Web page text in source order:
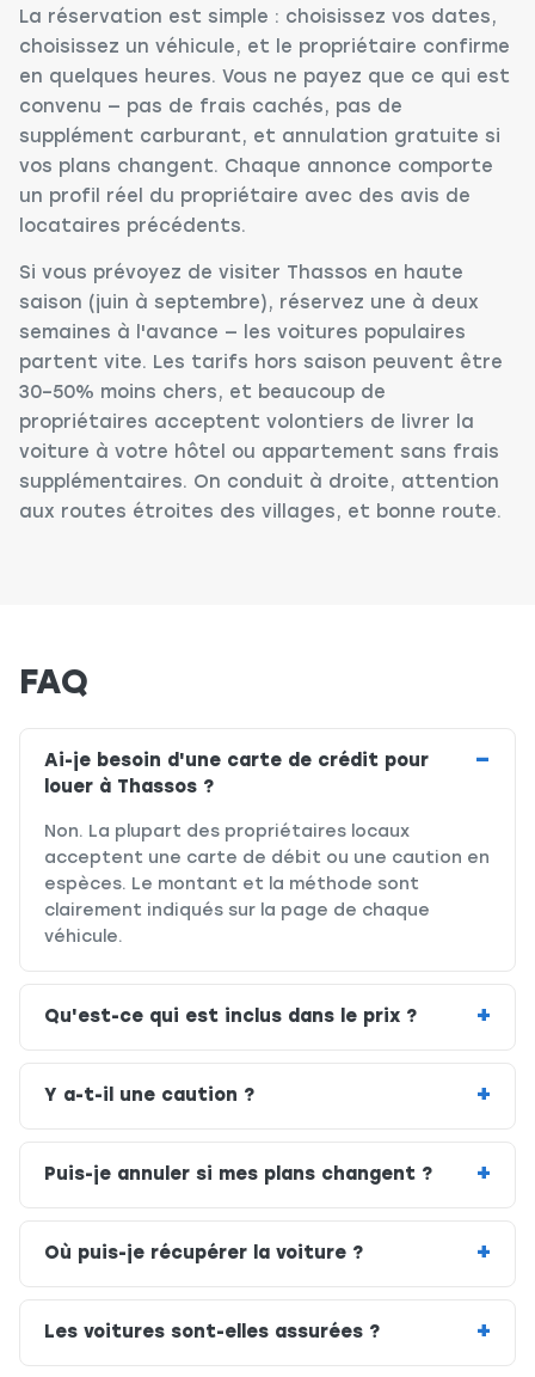
La réservation est simple : choisissez vos dates,
choisissez un véhicule, et le propriétaire confirme
en quelques heures. Vous ne payez que ce qui est
convenu — pas de frais cachés, pas de
supplément carburant, et annulation gratuite si
vos plans changent. Chaque annonce comporte
un profil réel du propriétaire avec des avis de
locataires précédents.
Si vous prévoyez de visiter Thassos en haute
saison (juin à septembre), réservez une à deux
semaines à l'avance — les voitures populaires
partent vite. Les tarifs hors saison peuvent être
30–50% moins chers, et beaucoup de
propriétaires acceptent volontiers de livrer la
voiture à votre hôtel ou appartement sans frais
supplémentaires. On conduit à droite, attention
aux routes étroites des villages, et bonne route.
FAQ
Ai-je besoin d'une carte de crédit pour
louer à Thassos ?
Non. La plupart des propriétaires locaux
acceptent une carte de débit ou une caution en
espèces. Le montant et la méthode sont
clairement indiqués sur la page de chaque
véhicule.
Qu'est-ce qui est inclus dans le prix ?
Y a-t-il une caution ?
Puis-je annuler si mes plans changent ?
Où puis-je récupérer la voiture ?
Les voitures sont-elles assurées ?